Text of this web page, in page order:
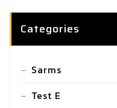
Categories
Sarms
Test E